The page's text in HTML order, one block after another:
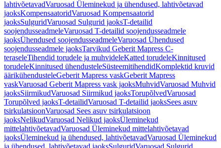
lahtivõetavadVaruosad Üleminekud ja ühendused, lahtivõetavad
jaoksKompensaatoridVaruosad Kompensaatorid
jaoksSulguridVaruosad Sulgurid jaoksT-detailid
soojendusseadmeleVaruosad T-detailid soojendusseadmele
jaoksÜhendused soojendusseadmeleVaruosad Ühendused
soojendusseadmele jaoksTarvikud Geberit Mapress C-
teraseleTihendid torudele ja muhvideleKatted torudeleKinnitused
torudeleKinnitused ühendusteleSüsteemitihendidKomplektid kruvid
äärikühendusteleGeberit Mapress vaskGeberit Mapress
vaskVaruosad Geberit Mapress vask jaoksMuhvidVaruosad Muhvid
jaoksSiirmikudVaruosad Siirmikud jaoksTorupõlvedVaruosad
Torupõlved jaoksT-detailidVaruosad T-detailid jaoksSees asuv
tsirkulatsioonVaruosad Sees asuv tsirkulatsioon
jaoksNelikudVaruosad Nelikud jaoksÜleminekud
mittelahtivõetavadVaruosad Üleminekud mittelahtivõetavad
jaoksÜleminekud ja ühendused, lahtivõetavadVaruosad Üleminekud
ja ühendused, lahtivõetavad jaoksSulguridVaruosad Sulgurid